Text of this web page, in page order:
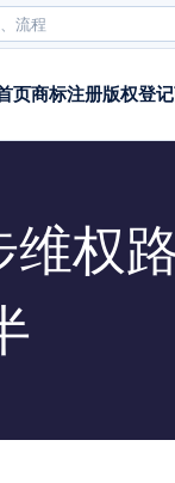
页商标注册版权登记
维权